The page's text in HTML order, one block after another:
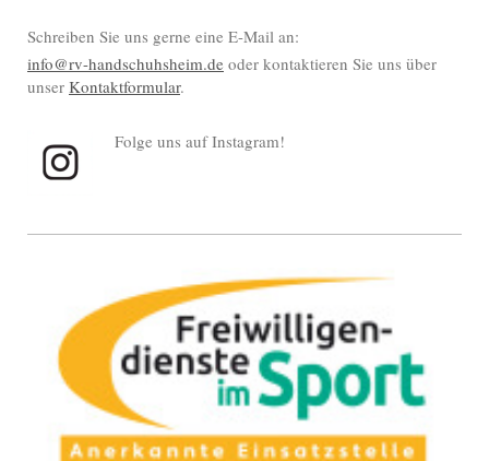
Schreiben Sie uns gerne eine E-Mail an:
info@rv-handschuhsheim.de oder kontaktieren Sie uns über
unser Kontaktformular.
Folge uns auf Instagram!